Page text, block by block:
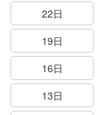
22日
19日
16日
13日